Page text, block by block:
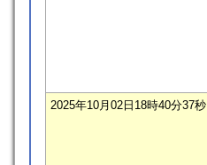
2025年10月02日18時40分37秒